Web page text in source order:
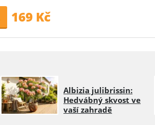
169 Kč
Albizia julibrissin:
Hedvábný skvost ve
vaší zahradě